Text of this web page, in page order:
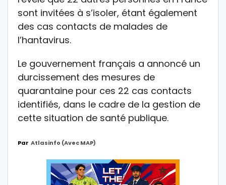
sont invitées à s’isoler, étant également
des cas contacts de malades de
l’hantavirus.
Le gouvernement français a annoncé un
durcissement des mesures de
quarantaine pour ces 22 cas contacts
identifiés, dans le cadre de la gestion de
cette situation de santé publique.
Par Atlasinfo (avec MAP)